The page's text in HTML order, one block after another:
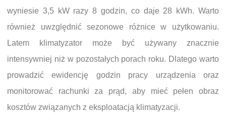
wyniesie 3,5 kW razy 8 godzin, co daje 28 kWh. Warto
również uwzględnić sezonowe różnice w użytkowaniu.
Latem klimatyzator może być używany znacznie
intensywniej niż w pozostałych porach roku. Dlatego warto
prowadzić ewidencję godzin pracy urządzenia oraz
monitorować rachunki za prąd, aby mieć pełen obraz
kosztów związanych z eksploatacją klimatyzacji.